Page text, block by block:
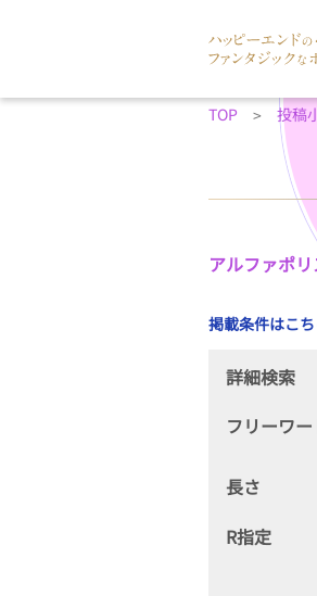
TOP 投稿
アルファポ
掲載条件はこ
詳細検索
フリーワー
長さ
R指定